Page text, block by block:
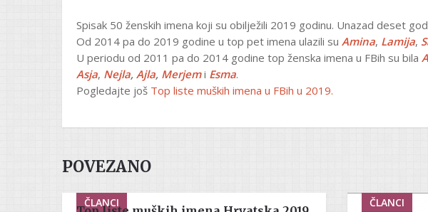
Spisak 50 ženskih imena koji su obilježili 2019 godinu. Unazad deset
Od 2014 pa do 2019 godine u top pet imena ulazili su Amina, Lamija,
U periodu od 2011 pa do 2014 godine top ženska imena u FBih su bila
Asja, Nejla, Ajla, Merjemi Esma.
Pogledajte još Top liste muških imena u FBih u 2019.
POVEZANO
ČLANCI ČLANCI